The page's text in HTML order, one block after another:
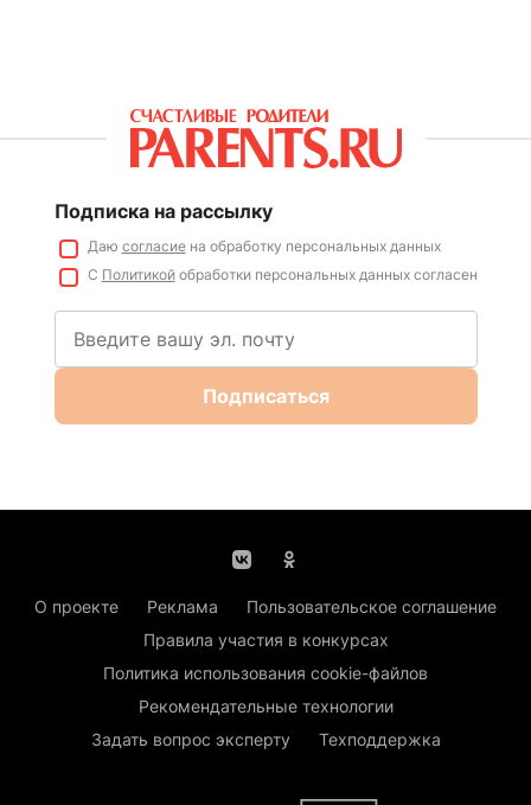
Подписка на рассылку
Даю согласиена обработку персональных данных
С Политикойобработки персональных данных согласен
Подписаться
О проекте Реклама
Пользовательское соглашение
Правила участия в конкурсах
Политика использования cookie-файлов
Рекомендательные технологии
Задать вопрос эксперту
Техподдержка